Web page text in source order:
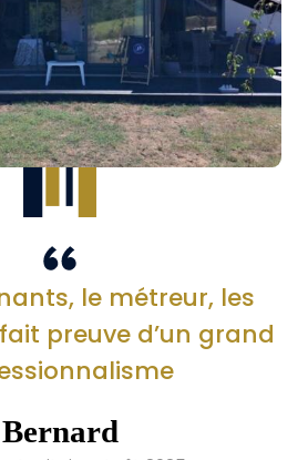
le métreur, les
preuve d’un grand
Bernard